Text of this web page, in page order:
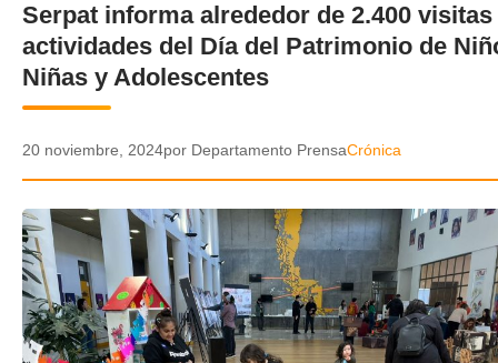
DEPORTES
ENTRETENIMIENTO Y CULTURA
AUDIOS
VIDEOS
GALERIA DE FOTOS
✕
Serpat informa alrededor de 2.400 visitas
actividades del Día del Patrimonio de
Niñas y Adolescentes
20 noviembre, 2024por Departamento PrensaCrónica